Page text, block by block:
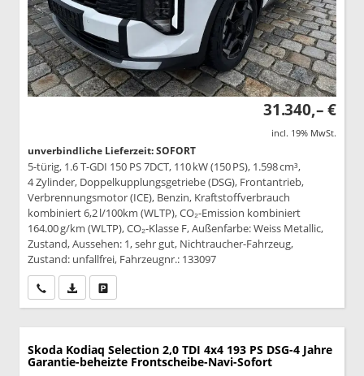
31.340,– €
incl. 19% MwSt.
unverbindliche Lieferzeit: SOFORT
5-türig, 1.6 T-GDI 150 PS 7DCT, 110 kW (150 PS), 1.598 cm³,
4 Zylinder, Doppelkupplungsgetriebe (DSG), Frontantrieb,
Verbrennungsmotor (ICE), Benzin, Kraftstoffverbrauch
kombiniert 6,2 l/100km (WLTP), CO₂-Emission kombiniert
164.00 g/km (WLTP), CO₂-Klasse F, Außenfarbe: Weiss Metallic,
Zustand, Aussehen: 1, sehr gut, Nichtraucher-Fahrzeug,
Zustand: unfallfrei, Fahrzeugnr.: 133097
Wir rufen Sie anPDF-Datei, Fahrzeugexposé drucken
Skoda Kodiaq Selection 2,0 TDI 4x4 193 PS DSG-4 Jahre
Garantie-beheizte Frontscheibe-Navi-Sofort